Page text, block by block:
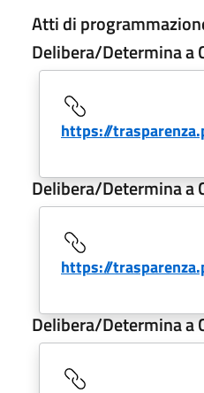
Atti di
Delibera/Determina a
https://
Delibera/Determina a
https://
Delibera/Determina a